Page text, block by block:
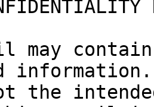
may
the